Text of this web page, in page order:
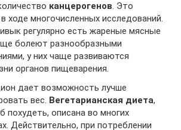
канцерогенов. Это
ходе многочисленных исследований.
регулярно есть жареные мясные
болеют разнообразными
у них чаще развиваются
органов пищеварения.
дает возможность лучше
вес. Вегетарианская диета,
похудеть, описана во многих
Действительно, при потреблении